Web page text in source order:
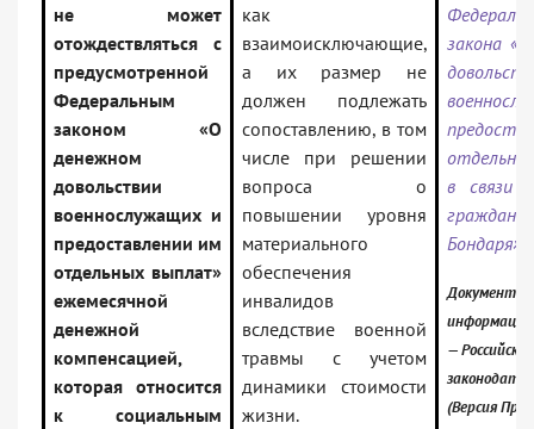
не может
отождествляться с
предусмотренной
Федеральным
законом «О
денежном
довольствии
военнослужащих и
предоставлении им
отдельных выплат»
ежемесячной
денежной
компенсацией,
которая относится
к социальным
как
взаимоисключающие,
а их размер не
должен подлежать
сопоставлению, в том
числе при решении
вопроса о
повышении уровня
материального
обеспечения
инвалидов
вследствие военной
травмы с учетом
динамики стоимости
жизни.
закона
в связи
Бондаря»
Документ
— Российское
(Версия